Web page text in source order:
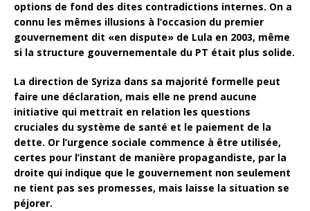
options de fond des dites contradictions internes. On a
connu les mêmes illusions à l’occasion du premier
gouvernement dit «en dispute» de Lula en 2003, même
si la structure gouvernementale du PT était plus solide.
La direction de Syriza dans sa majorité formelle peut
faire une déclaration, mais elle ne prend aucune
initiative qui mettrait en relation les questions
cruciales du système de santé et le paiement de la
dette. Or l’urgence sociale commence à être utilisée,
certes pour l’instant de manière propagandiste, par la
droite qui indique que le gouvernement non seulement
ne tient pas ses promesses, mais laisse la situation se
péjorer.